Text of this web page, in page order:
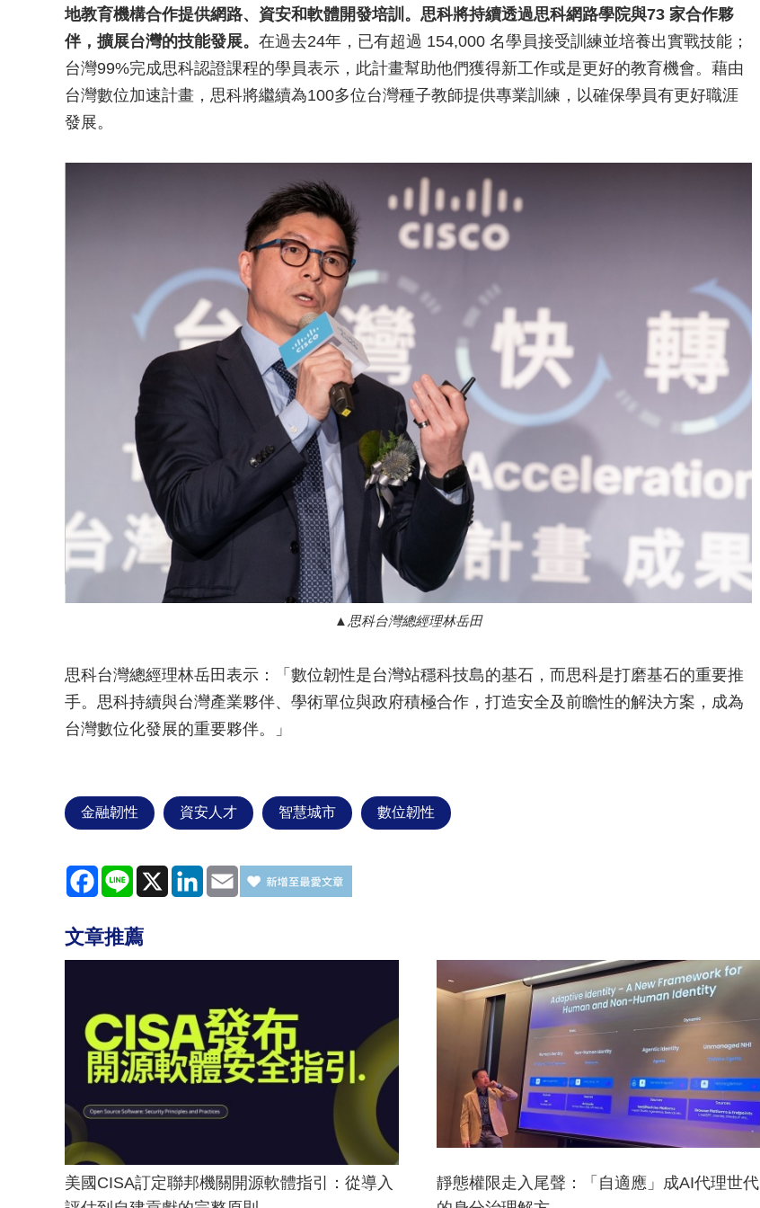
地教育機構合作提供網路、資安和軟體開發培訓。思科將持續透過思科網路學院與73 家合作夥
伴，擴展台灣的技能發展。 在過去24年，已有超過 154,000 名學員接受訓練並培養出實戰技能；
台灣99%完成思科認證課程的學員表示，此計畫幫助他們獲得新工作或是更好的教育機會。藉由
台灣數位加速計畫，思科將繼續為100多位台灣種子教師提供專業訓練，以確保學員有更好職涯
發展。
思科台灣總經理林岳田
思科台灣總經理林岳田表示：「數位韌性是台灣站穩科技島的基石，而思科是打磨基石的重要推
手。思科持續與台灣產業夥伴、學術單位與政府積極合作，打造安全及前瞻性的解決方案，成為
台灣數位化發展的重要夥伴。」
金融韌性 資安人才 智慧城市 數位韌性
Facebook
Line X LinkedInEmail
文章推薦
美國CISA訂定聯邦機關開源軟體指引：從導入
靜態權限走入尾聲：「自適應」成AI代理世代